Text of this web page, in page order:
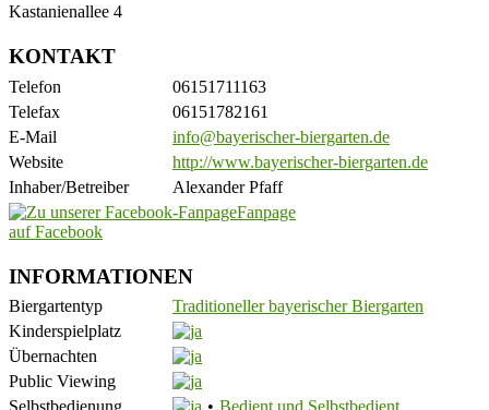
Kastanienallee 4
KONTAKT
Telefon
06151711163
Telefax
06151782161
E-Mail
info@bayerischer-biergarten.de
Website
http://www.bayerischer-biergarten.de
Inhaber/Betreiber
Alexander Pfaff
Fanpage
auf Facebook
INFORMATIONEN
Biergartentyp
Traditioneller bayerischer Biergarten
Kinderspielplatz
Übernachten
Public Viewing